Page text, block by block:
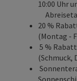
10:00 Uhr
20 %
(Montag -
5 %
(Schmuck,